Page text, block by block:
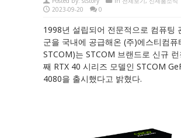
2023-09-20
0
1998년 설립되어 전문적으로 컴퓨팅
군을 국내에 공급해온 (주)에스티컴퓨
STCOM)는 STCOM 브랜드로 신규 런
째 RTX 40 시리즈 모델인 STCOM
4080을 출시했다고 밝혔다.